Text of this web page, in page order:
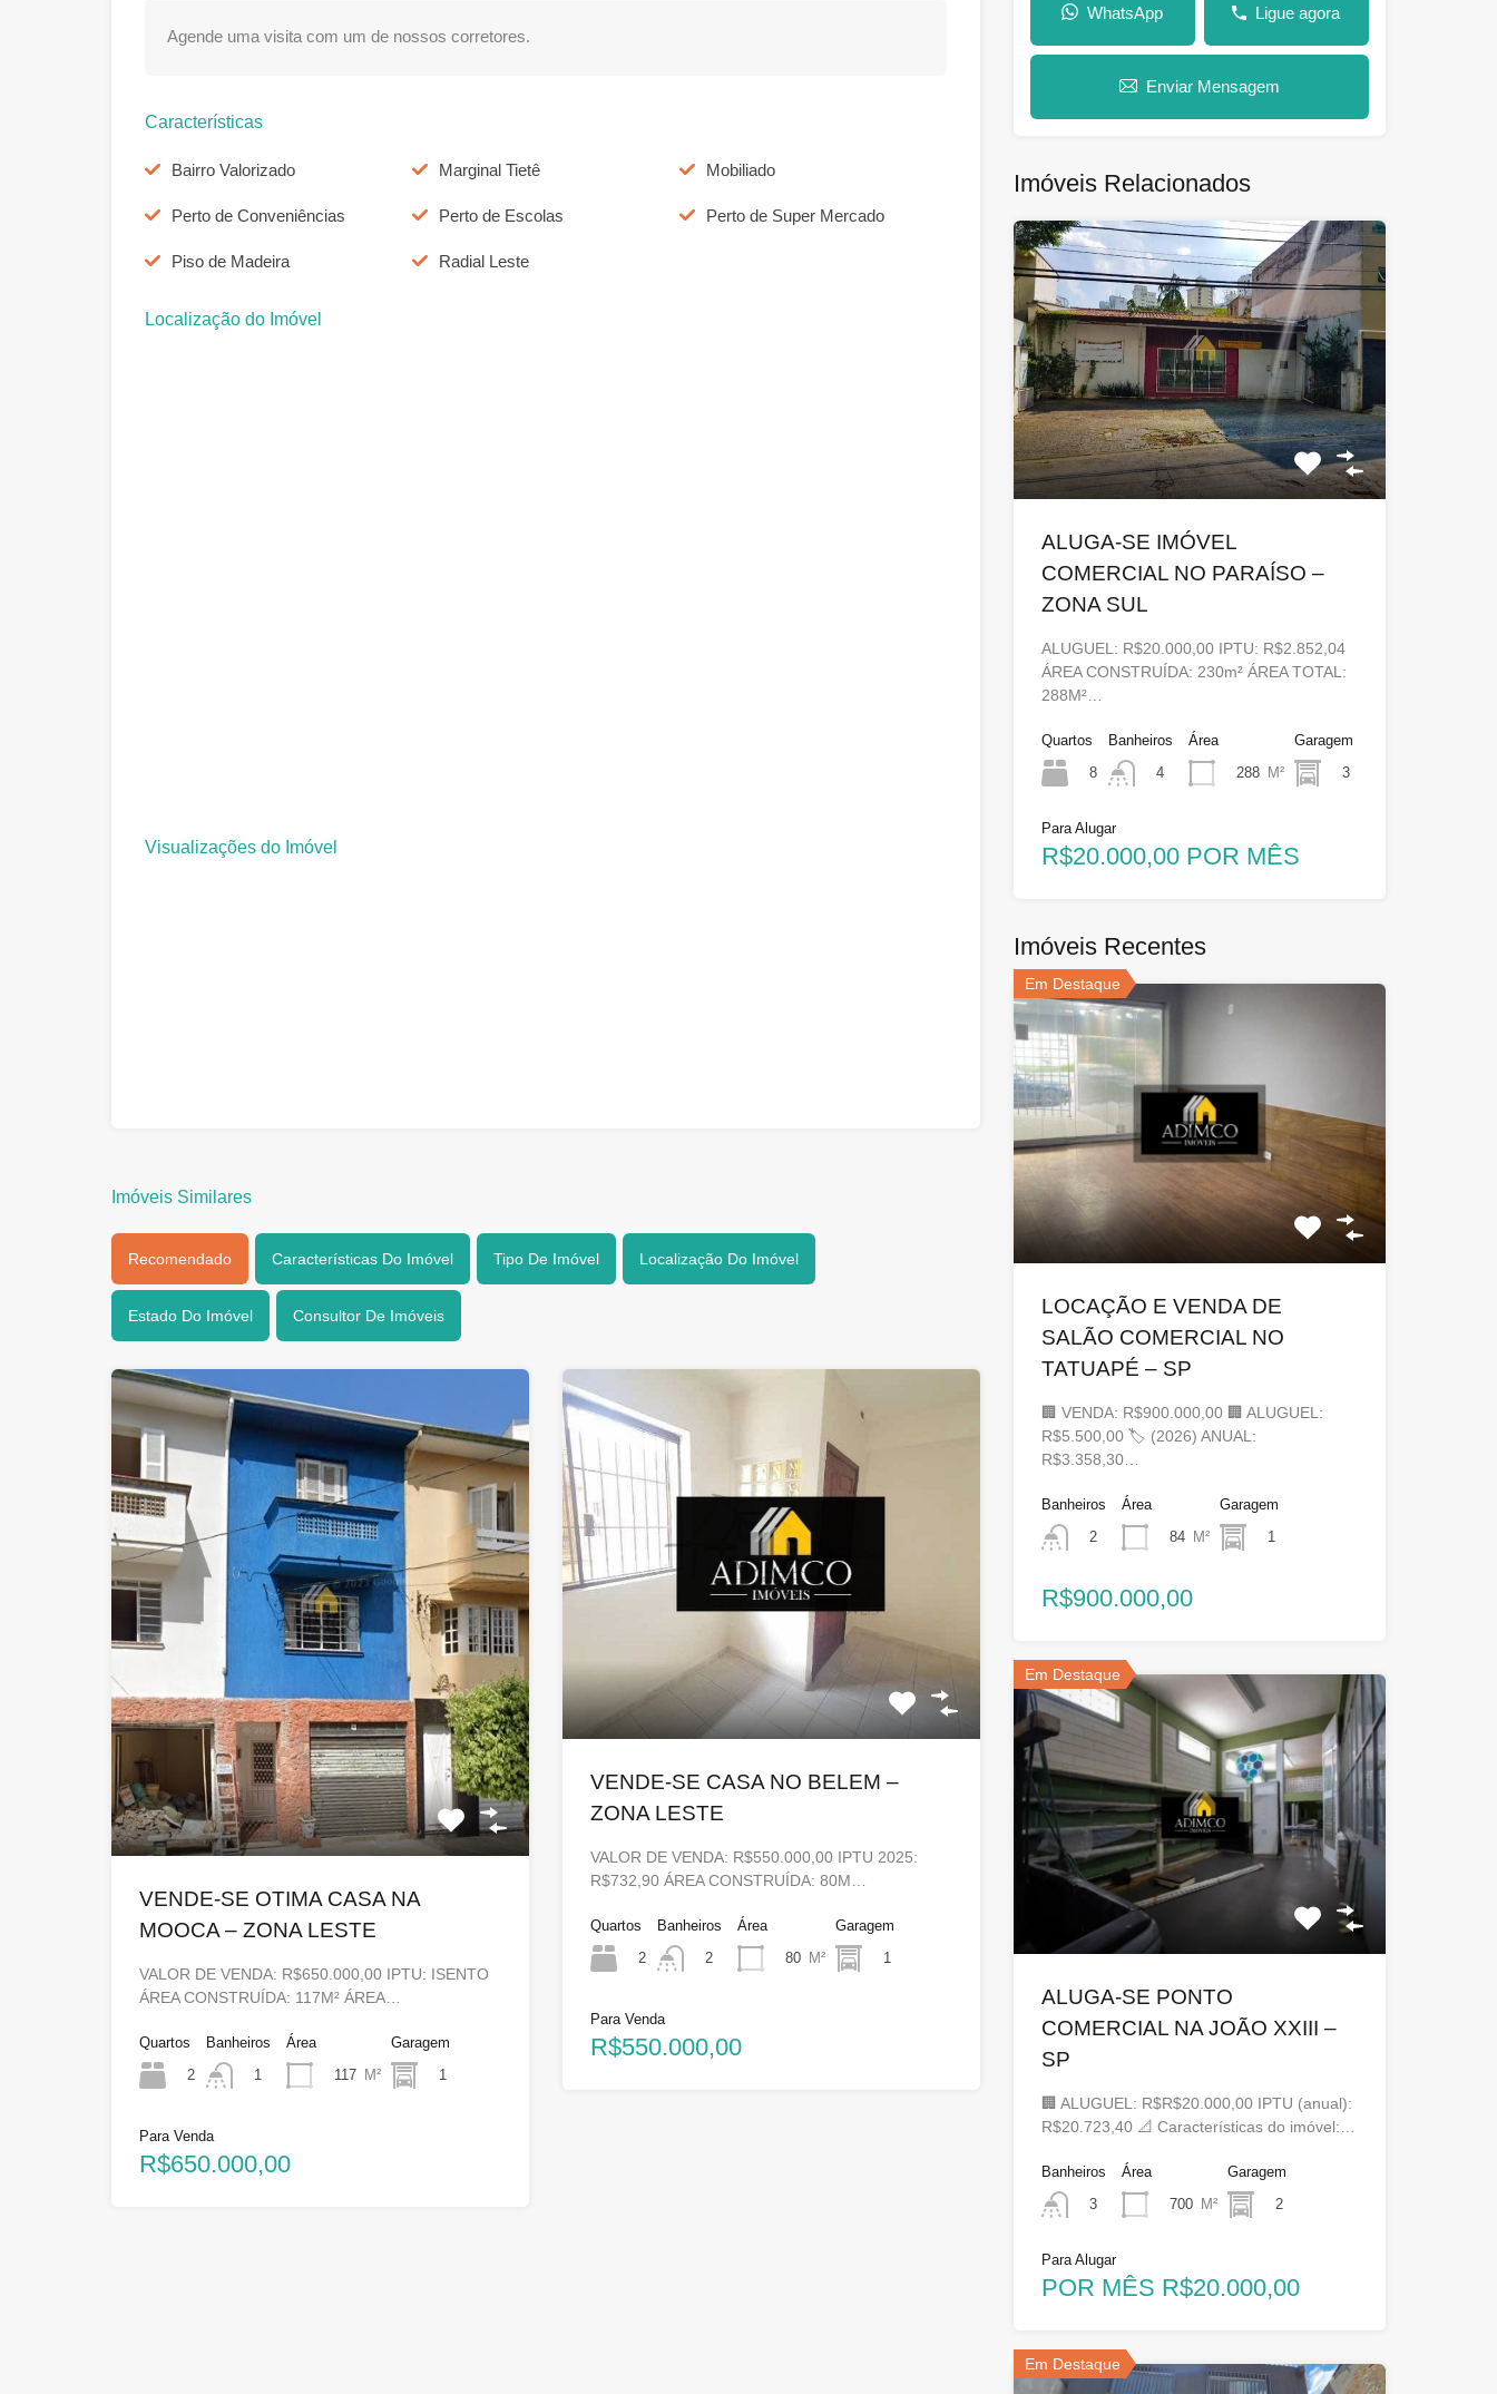
Agende uma visita com um de nossos corretores.
Características
Bairro Valorizado Marginal Tietê Mobiliado
Perto de Conveniências Perto de Escolas Perto de Super Mercado
Piso de Madeira Radial Leste
Localização do Imóvel
Visualizações do Imóvel
Imóveis Similares
Recomendado Características Do Imóvel Tipo De Imóvel Localização Do Imóvel
Estado Do Imóvel Consultor De Imóveis
VENDE-SE OTIMA CASA NA
MOOCA – ZONA LESTE
VALOR DE VENDA: R$650.000,00 IPTU: ISENTO
ÁREA CONSTRUÍDA: 117M² ÁREA…
Quartos
2
Banheiros
1
Área
117 M²
Garagem
1
Para Venda
R$650.000,00
VENDE-SE CASA NO BELEM –
ZONA LESTE
VALOR DE VENDA: R$550.000,00 IPTU 2025:
R$732,90 ÁREA CONSTRUÍDA: 80M…
Quartos
2
Banheiros
2
Área
80
M²
Garagem
1
Para Venda
R$550.000,00
WhatsApp Ligue agora
Enviar Mensagem
Imóveis Relacionados
ALUGA-SE IMÓVEL
COMERCIAL NO PARAÍSO –
ZONA SUL
ALUGUEL: R$20.000,00 IPTU: R$2.852,04
ÁREA CONSTRUÍDA: 230m² ÁREA TOTAL:
288M²…
Quartos
8
Banheiros
4
Área
288
M²
Garagem
3
Para Alugar
R$20.000,00 POR MÊS
Imóveis Recentes
Em Destaque
LOCAÇÃO E VENDA DE
SALÃO COMERCIAL NO
TATUAPÉ – SP
🏢 VENDA: R$900.000,00 🏢 ALUGUEL:
R$5.500,00 🏷 (2026) ANUAL:
R$3.358,30…
Banheiros
2
Área
84
M²
Garagem
1
R$900.000,00
Em Destaque
ALUGA-SE PONTO
COMERCIAL NA JOÃO XXIII –
SP
🏢 ALUGUEL: R$R$20.000,00 IPTU (anual):
R$20.723,40 📐 Características do imóvel:…
Banheiros
3
Área
700
M²
Garagem
2
Para Alugar
POR MÊS R$20.000,00
Em Destaque